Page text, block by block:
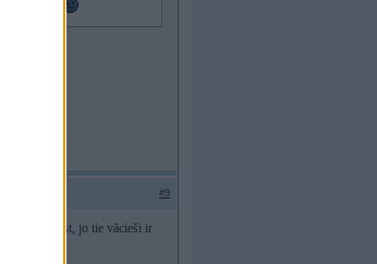
#9
sūkni nost, jo tie vācieši ir